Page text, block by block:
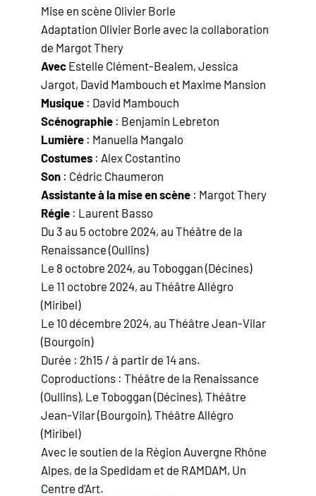
Mise en scène Olivier Borle
Adaptation Olivier Borle avec la collaboration
de Margot Thery
Avec Estelle Clément-Bealem, Jessica
Jargot, David Mambouch et Maxime Mansion
Musique : David Mambouch
Scénographie : Benjamin Lebreton
Lumière : Manuella Mangalo
Costumes : Alex Costantino
Son : Cédric Chaumeron
Assistante à la mise en scène : Margot Thery
Régie : Laurent Basso
Du 3 au 5 octobre 2024, au Théâtre de la
Renaissance (Oullins)
Le 8 octobre 2024, au Toboggan (Décines)
Le 11 octobre 2024, au Théâtre Allégro
(Miribel)
Le 10 décembre 2024, au Théâtre Jean-Vilar
(Bourgoin)
Durée : 2h15 / à partir de 14 ans.
Coproductions : Théâtre de la Renaissance
(Oullins), Le Toboggan (Décines), Théâtre
Jean-Vilar (Bourgoin), Théâtre Allégro
(Miribel)
Avec le soutien de la Région Auvergne Rhône
Alpes, de la Spedidam et de RAMDAM, Un
Centre d’Art.